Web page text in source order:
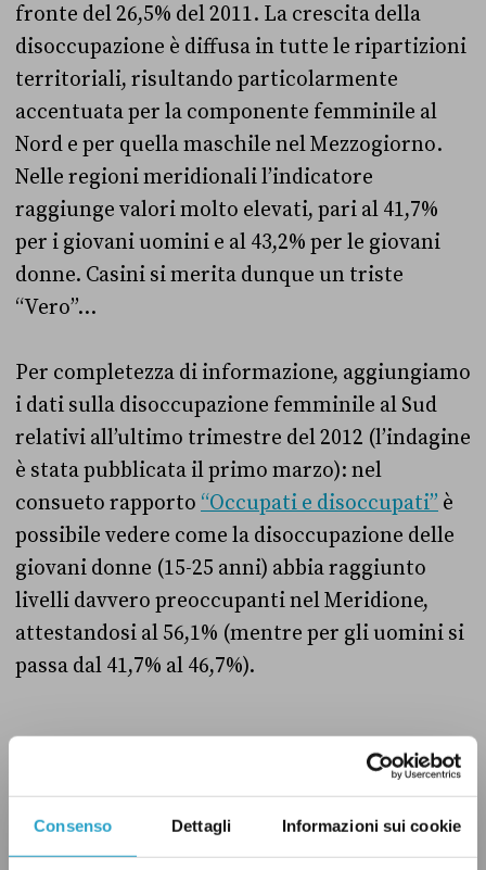
Consenso Dettagli Informazioni sui cookie
fronte del 26,5% del 2011. La crescita della
disoccupazione è diffusa in tutte le ripartizioni
territoriali, risultando particolarmente
accentuata per la componente femminile al
Nord e per quella maschile nel Mezzogiorno.
Nelle regioni meridionali l’indicatore
raggiunge valori molto elevati, pari al 41,7%
per i giovani uomini e al 43,2% per le giovani
donne. Casini si merita dunque un triste
“Vero”…
Per completezza di informazione, aggiungiamo
i dati sulla disoccupazione femminile al Sud
relativi all’ultimo trimestre del 2012 (l’indagine
è stata pubblicata il primo marzo): nel
consueto rapporto “Occupati e disoccupati” è
possibile vedere come la disoccupazione delle
giovani donne (15-25 anni) abbia raggiunto
livelli davvero preoccupanti nel Meridione,
attestandosi al 56,1% (mentre per gli uomini si
passa dal 41,7% al 46,7%).
VERO